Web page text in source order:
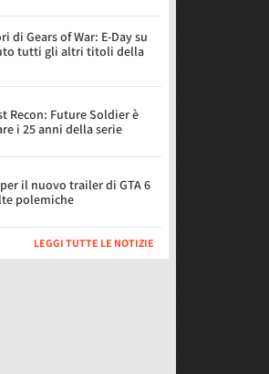
di Gears of War: E-Day su
tutti gli altri titoli della
Recon: Future Soldier è
i 25 anni della serie
il nuovo trailer di GTA 6
polemiche
LEGGI TUTTE LE NOTIZIE